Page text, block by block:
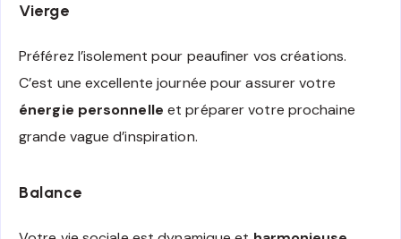
Vierge
Préférez l’isolement pour peaufiner vos créations.
C’est une excellente journée pour assurer votre
énergie personnelle et préparer votre prochaine
grande vague d’inspiration.
Balance